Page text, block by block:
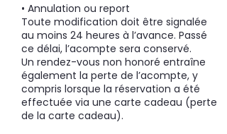
• Annulation ou report
Toute modification doit être signalée
au moins 24 heures à l’avance. Passé
ce délai, l’acompte sera conservé.
Un rendez-vous non honoré entraîne
également la perte de l’acompte, y
compris lorsque la réservation a été
effectuée via une carte cadeau (perte
de la carte cadeau).